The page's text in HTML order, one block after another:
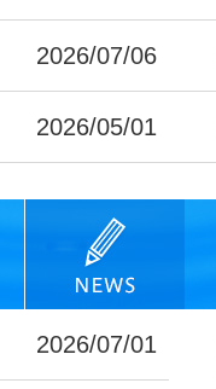
2026/07/06
2026/05/01
2026/07/01